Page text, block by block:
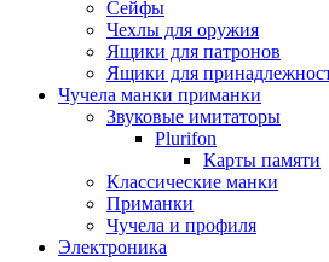
Сейфы
Чехлы для оружия
Ящики для патронов
Ящики для
Чучела манки приманки
Звуковые имитаторы
Plurifon
Карты памяти
Классические манки
Приманки
Чучела и профиля
Электроника